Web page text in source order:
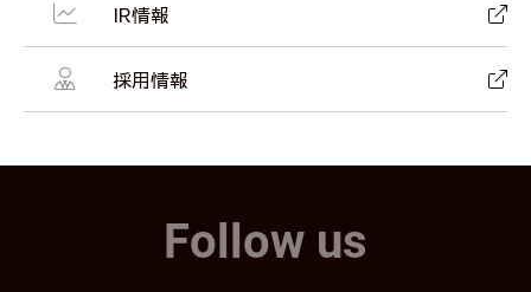
IR情報
採用情報
Follow us